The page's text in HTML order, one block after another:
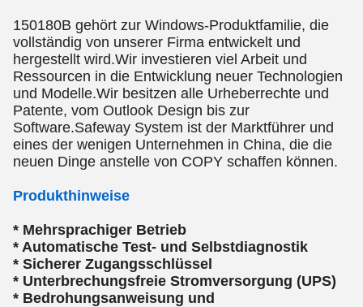
150180B gehört zur Windows-Produktfamilie, die
vollständig von unserer Firma entwickelt und
hergestellt wird.Wir investieren viel Arbeit und
Ressourcen in die Entwicklung neuer Technologien
und Modelle.Wir besitzen alle Urheberrechte und
Patente, vom Outlook Design bis zur
Software.Safeway System ist der Marktführer und
eines der wenigen Unternehmen in China, die die
neuen Dinge anstelle von COPY schaffen können.
Produkthinweise
* Mehrsprachiger Betrieb
* Automatische Test- und Selbstdiagnostik
* Sicherer Zugangsschlüssel
* Unterbrechungsfreie Stromversorgung (UPS)
* Bedrohungsanweisung und